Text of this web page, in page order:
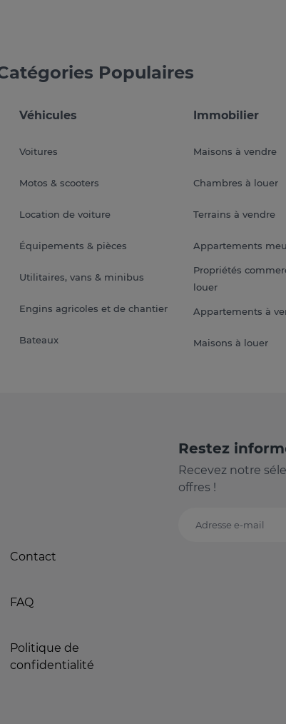
Populaires
Véhicules
Voitures
Motos & scooters
Location de voiture
Équipements & pièces
Utilitaires, vans & minibus
Engins agricoles et de chantier
Bateaux
Immobilier
Maisons à vendre
Chambres à louer
Terrains à vendre
Appartements
Propriétés
louer
Appartements à
Maisons à louer
Contact
FAQ
Politique de
confidentialité
Restez
Recevez notre
offres !
Adresse e-mail